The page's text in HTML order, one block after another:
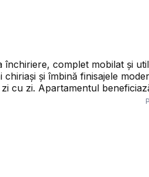
complet mobilat și
și îmbină finisajele
de o
Aeroportul Henri Coandă,
închisă, mobilată
cuptor electric și cuptor
și pregătit pentru utilizare